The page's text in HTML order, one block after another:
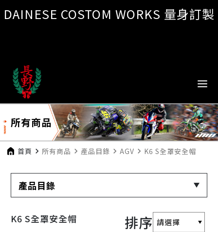
DAINESE COSTOM WORKS 量身訂製
所有商品
首頁 navigate_next 所有商品 navigate_next 產品目錄 navigate_next AGV navigate_next K6 S全罩安全帽
產品目錄
K6 S全罩安全帽 排序